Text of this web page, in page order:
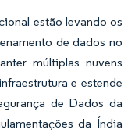
estão levando os
de dados no
múltiplas nuvens
e estende
de Dados da
da Índia